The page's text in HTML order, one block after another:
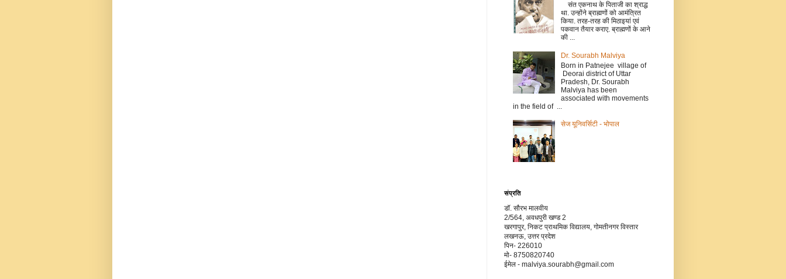
संत एकनाथ के पिताजी का श्राद्ध
था. उन्होंने ब्राह्मणों को आमंत्रित
किया. तरह-तरह की मिठाइयां एवं
पकवान तैयार कराए. ब्राह्मणों के आने
की ...
Dr. Sourabh Malviya
Born in Patnejee village of
Deorai district of Uttar
Pradesh, Dr. Sourabh
Malviya has been
associated with movements
in the field of ...
सेज यूनिवर्सिटी - भोपाल
संप्रति
डॉ. सौरभ मालवीय
2/564, अवधपुरी खण्ड 2
खरगापुर, निकट प्राथमिक विद्यालय, गोमतीनगर विस्तार
लखनऊ, उत्तर प्रदेश
पिन- 226010
मो- 8750820740
ईमेल - malviya.sourabh@gmail.com